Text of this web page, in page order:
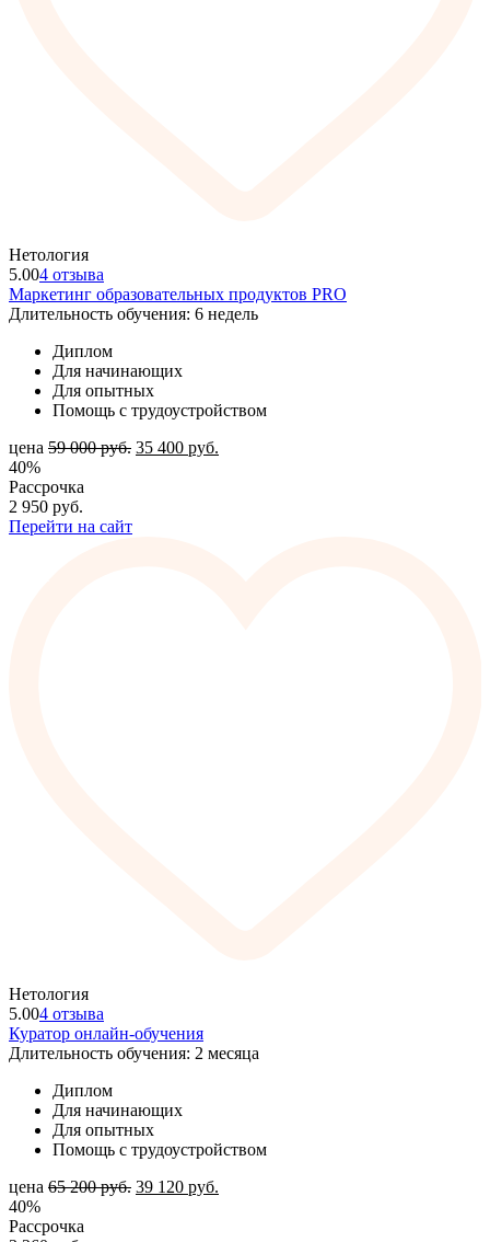
Нетология
5.004 отзыва
Маркетинг образовательных продуктов PRO
Длительность обучения: 6 недель
Диплом
Для начинающих
Для опытных
Помощь с трудоустройством
цена 59 000руб. 35 400 руб.
40%
Рассрочка
2 950 руб.
Перейти на сайт
Нетология
5.004 отзыва
Куратор онлайн-обучения
Длительность обучения: 2 месяца
Диплом
Для начинающих
Для опытных
Помощь с трудоустройством
цена 65 200руб. 39 120 руб.
40%
Рассрочка